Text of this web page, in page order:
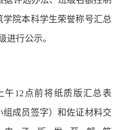
院本科学生荣誉称号汇总
进行公示。
午12点前将纸质版汇总表
组成员签字）和佐证材料交